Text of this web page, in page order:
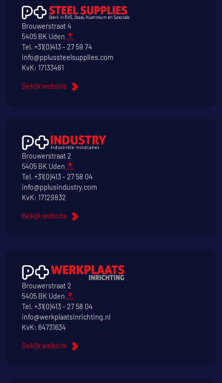
Brouwerstraat 4
5405 BK Uden
Tel. +31(0)413 - 27 59 74
info@pplussteelsupplies.com
KvK: 17133481
Bekijk website
Brouwerstraat 2
5405 BK Uden
Tel. +31(0)413 - 27 58 04
info@pplusindustry.com
KvK: 17129832
Bekijk website
Brouwerstraat 2
5405 BK Uden
Tel. +31(0)413 - 27 58 04
info@werkplaatsinrichting.nl
KvK: 64731634
Bekijk website